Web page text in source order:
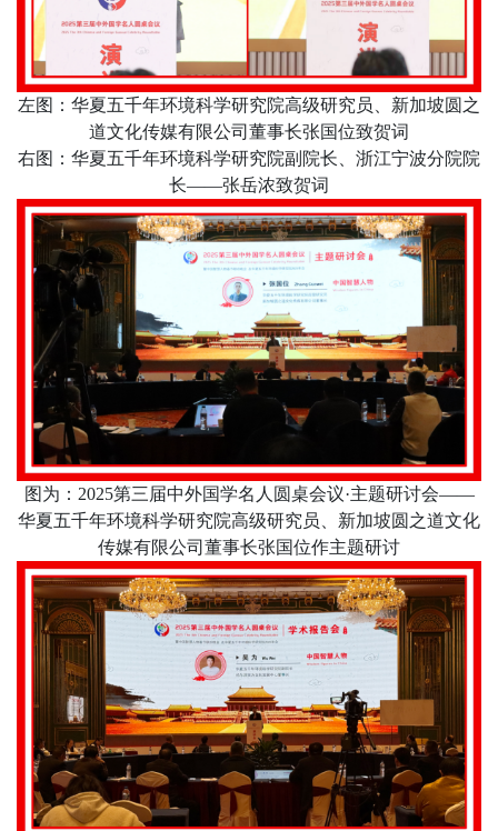
左图：华夏五千年环境科学研究院高级研究员、新加坡圆之
道文化传媒有限公司董事长张国位致贺词
右图：华夏五千年环境科学研究院副院长、浙江宁波分院院
长——张岳浓致贺词
图为： 2025第三届中外国学名人圆桌会议·主题研讨会——
华夏五千年环境科学研究院高级研究员、新加坡圆之道文化
传媒有限公司董事长张国位作主题研讨